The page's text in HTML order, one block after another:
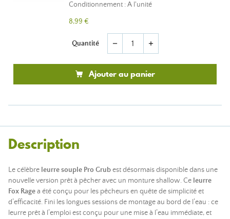
Conditionnement : A l'unité
8,99 €
Quantité remove add
Ajouter au panier
Description
Le célèbre leurre souple Pro Grubest désormais disponible dans une
nouvelle version prêt à pêcher avec un monture shallow. Ce leurre
Fox Ragea été conçu pour les pêcheurs en quête de simplicité et
d’efficacité. Fini les longues sessions de montage au bord de l’eau : ce
leurre prêt à l’emploi est conçu pour une mise à l’eau immédiate, et